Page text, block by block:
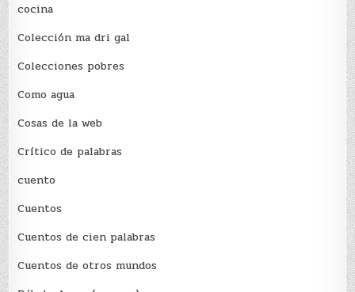
cocina
Colección ma dri gal
Colecciones pobres
Como agua
Cosas de la web
Crítico de palabras
cuento
Cuentos
Cuentos de cien palabras
Cuentos de otros mundos